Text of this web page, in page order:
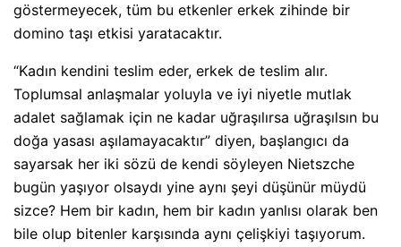
göstermeyecek, tüm bu etkenler erkek zihinde bir
domino taşı etkisi yaratacaktır.
“Kadın kendini teslim eder, erkek de teslim alır.
Toplumsal anlaşmalar yoluyla ve iyi niyetle mutlak
adalet sağlamak için ne kadar uğraşılırsa uğraşılsın bu
doğa yasası aşılamayacaktır” diyen, başlangıcı da
sayarsak her iki sözü de kendi söyleyen Nietszche
bugün yaşıyor olsaydı yine aynı şeyi düşünür müydü
sizce? Hem bir kadın, hem bir kadın yanlısı olarak ben
bile olup bitenler karşısında aynı çelişkiyi taşıyorum.